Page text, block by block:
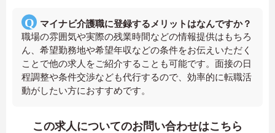
マイナビ介護職に登録するメリットはなんですか？
職場の雰囲気や実際の残業時間などの情報提供はもちろ
ん、希望勤務地や希望年収などの条件をお伝えいただく
ことで他の求人をご紹介することも可能です。面接の日
程調整や条件交渉なども代行するので、効率的に転職活
動がしたい方におすすめです。
この求人についてのお問い合わせはこちら